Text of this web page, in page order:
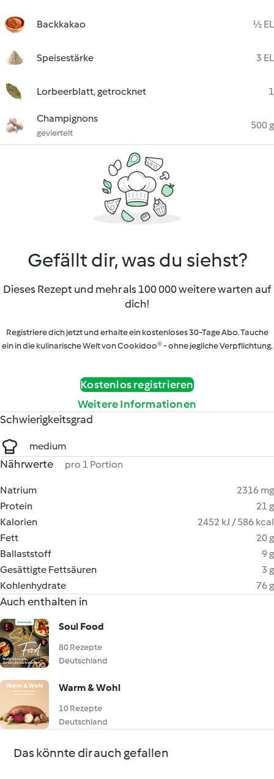
Backkakao ½ EL
Speisestärke 3 EL
Lorbeerblatt, getrocknet 1
Champignons
geviertelt
500 g
Gefällt dir, was du siehst?
Dieses Rezept und mehr als 100 000 weitere warten auf
dich!
Registriere dich jetzt und erhalte ein kostenloses 30-Tage Abo. Tauche
ein in die kulinarische Welt von Cookidoo® - ohne jegliche Verpflichtung.
Kostenlos registrieren
Weitere Informationen
Schwierigkeitsgrad
medium
Nährwerte pro 1 Portion
Natrium
2316 mg
Protein
21 g
Kalorien
2452 kJ / 586 kcal
Fett
20 g
Ballaststoff
9 g
Gesättigte Fettsäuren
3 g
Kohlenhydrate
76 g
Auch enthalten in
Soul Food
80 Rezepte
Deutschland
Warm & Wohl
10 Rezepte
Deutschland
Das könnte dir auch gefallen